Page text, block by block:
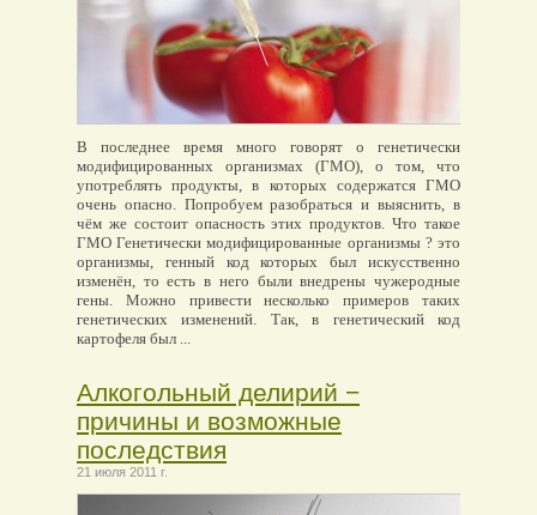
В последнее время много говорят о генетически
модифицированных организмах (ГМО), о том, что
употреблять продукты, в которых содержатся ГМО
очень опасно. Попробуем разобраться и выяснить, в
чём же состоит опасность этих продуктов. Что такое
ГМО Генетически модифицированные организмы ? это
организмы, генный код которых был искусственно
изменён, то есть в него были внедрены чужеродные
гены. Можно привести несколько примеров таких
генетических изменений. Так, в генетический код
картофеля был ...
Алкогольный делирий −
причины и возможные
последствия
21 июля 2011 г.